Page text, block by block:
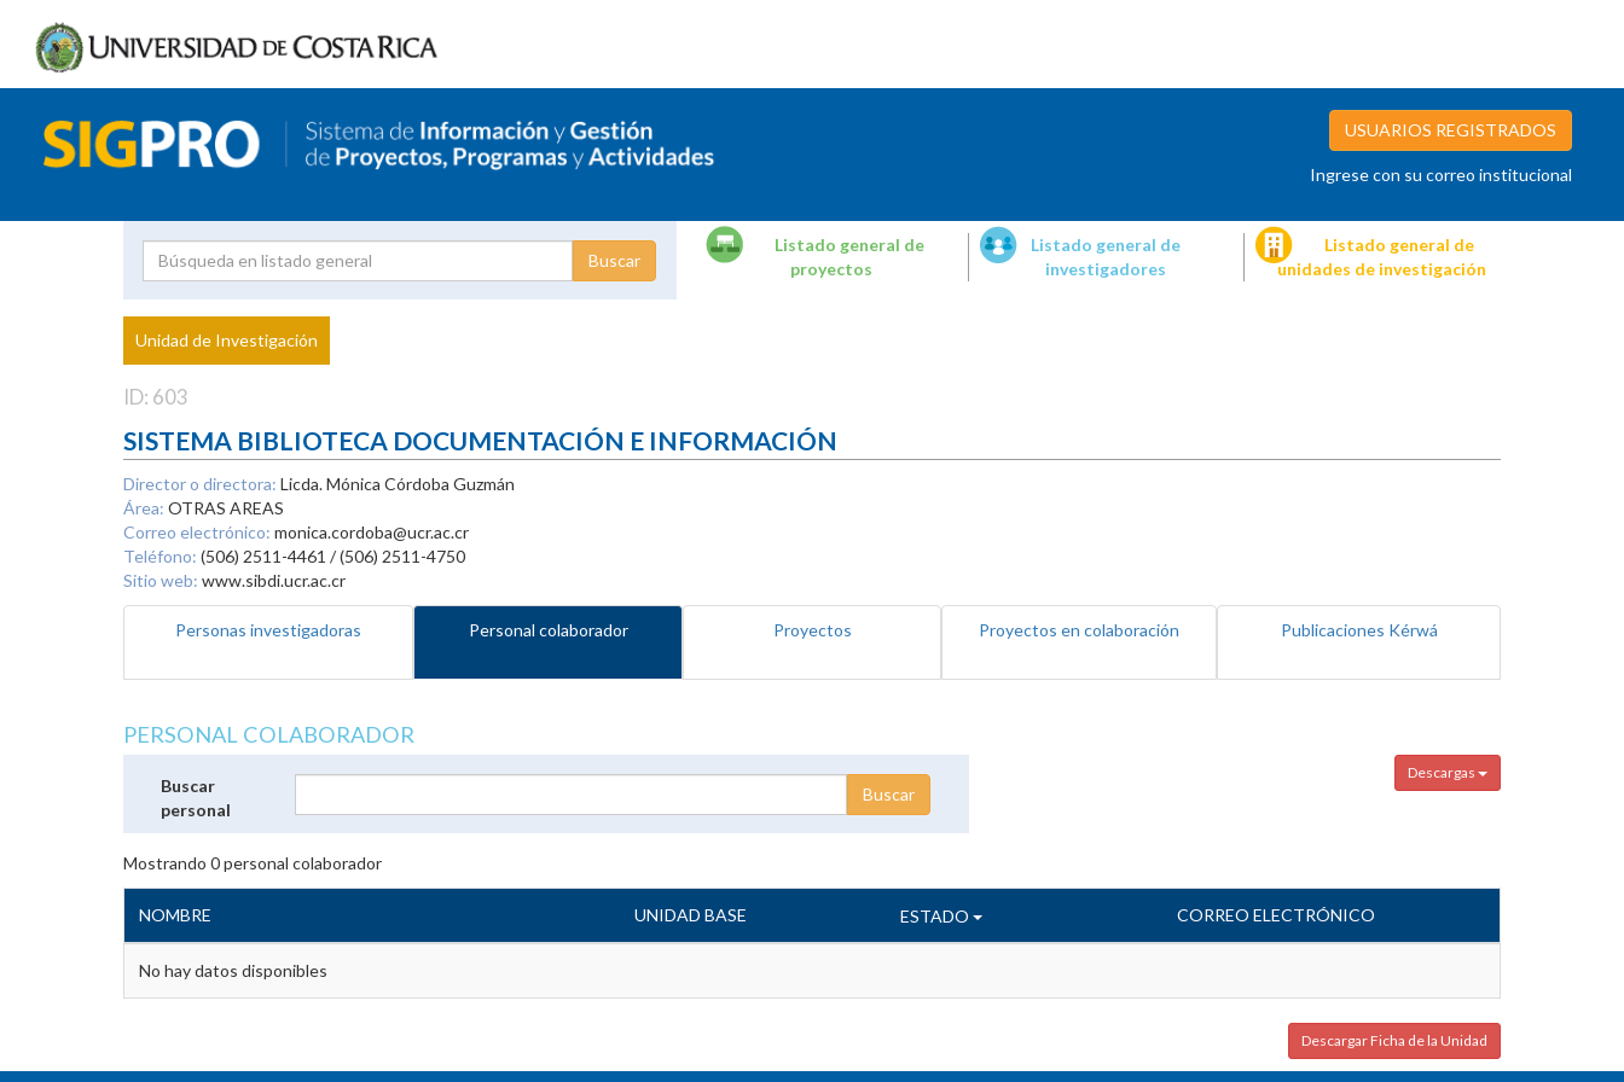
USUARIOS REGISTRADOS
Ingrese con su correo institucional
Proyecto
Investigador
Listado general de
proyectos
Listado general de
investigadores
Listado general de
unidades de investigación
Unidad de Investigación
ID: 603
SISTEMA BIBLIOTECA DOCUMENTACIÓN E INFORMACIÓN
Director o directora: Licda. Mónica Córdoba Guzmán
Área: OTRAS AREAS
Correo electrónico: monica.cordoba@ucr.ac.cr
Teléfono: (506) 2511-4461 / (506) 2511-4750
Sitio web: www.sibdi.ucr.ac.cr
Personas investigadoras Personal colaborador Proyectos Proyectos en colaboración Publicaciones Kérwá
PERSONAL COLABORADOR
Descargas
Buscar
personal
Mostrando 0personal colaborador
NOMBRE UNIDAD BASE ESTADO CORREO ELECTRÓNICO
No hay datos disponibles
Descargar Ficha de la Unidad